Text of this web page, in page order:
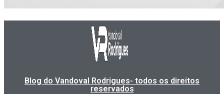
Blog do Vandoval Rodrigues- todos os direitos
reservados